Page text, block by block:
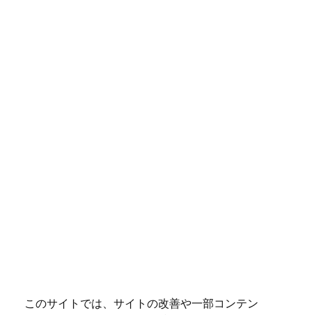
このサイトでは、サイトの改善や一部コンテン